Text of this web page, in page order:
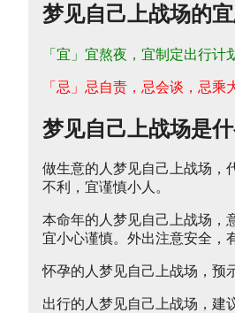
梦见自己上战场的
「宜」宜熬夜，宜制定出行计
「忌」忌自责，忌会谈，忌乘
梦见自己上战场是
做生意的人梦见自己上战场，
不利，宜谨慎小人。
本命年的人梦见自己上战场，
宜小心谨慎。外出注意安全，
怀孕的人梦见自己上战场，预
出行的人梦见自己上战场，建